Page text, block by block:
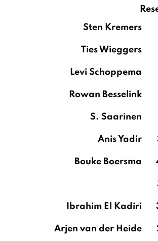
Sten Kremers
Ties Wieggers
Levi Schoppema
Rowan Besselink
S. Saarinen
Anis Yadir
Bouke Boersma
Ibrahim El Kadiri
Arjen van der Heide